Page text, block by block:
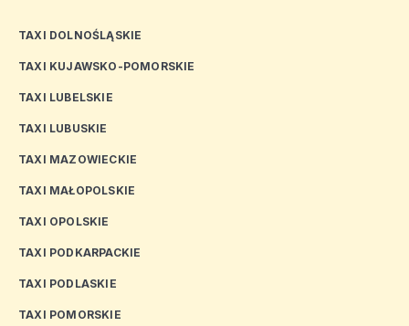
TAXI DOLNOŚLĄSKIE
TAXI KUJAWSKO-POMORSKIE
TAXI LUBELSKIE
TAXI LUBUSKIE
TAXI MAZOWIECKIE
TAXI MAŁOPOLSKIE
TAXI OPOLSKIE
TAXI PODKARPACKIE
TAXI PODLASKIE
TAXI POMORSKIE